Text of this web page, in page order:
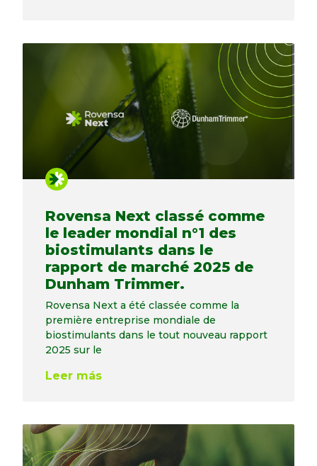
Rovensa Next classé comme
le leader mondial n°1 des
biostimulants dans le
rapport de marché 2025 de
Dunham Trimmer.
Rovensa Next a été classée comme la
première entreprise mondiale de
biostimulants dans le tout nouveau rapport
2025 sur le
Leer más